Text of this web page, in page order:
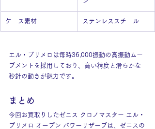
ケース素材 ステンレススチール
エル・プリメロは毎時36,000振動の高振動ムー
ブメントを採用しており、高い精度と滑らかな
秒針の動きが魅力です。
まとめ
今回お買取りしたゼニス クロノマスター エル・
プリメロ オープン パワーリザーブは、ゼニスの